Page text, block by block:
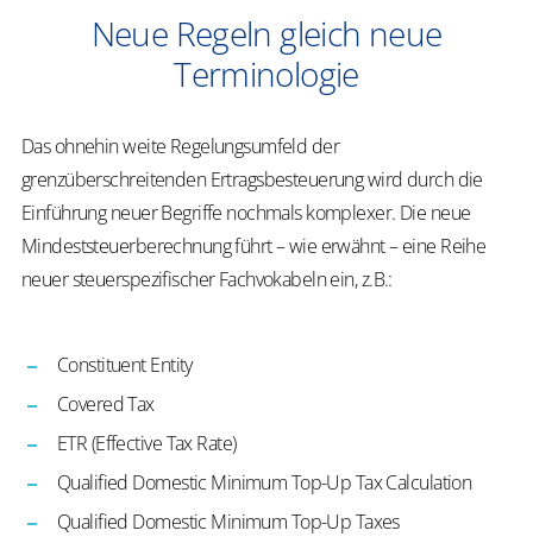
Neue Regeln gleich neue
Terminologie
Das ohnehin weite Regelungsumfeld der
grenzüberschreitenden Ertragsbesteuerung wird durch die
Einführung neuer Begriffe nochmals komplexer. Die neue
Mindeststeuerberechnung führt – wie erwähnt – eine Reihe
neuer steuerspezifischer Fachvokabeln ein, z.B.:
Constituent Entity
Covered Tax
ETR (Effective Tax Rate)
Qualified Domestic Minimum Top-Up Tax Calculation
Qualified Domestic Minimum Top-Up Taxes